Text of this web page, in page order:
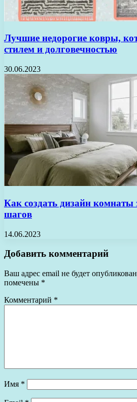
Лучшие недорогие ковры,
стилем и долговечностью
30.06.2023
Как создать дизайн комнаты
шагов
14.06.2023
Добавить комментарий
Ваш адрес email не будет
помечены *
Комментарий *
Имя *